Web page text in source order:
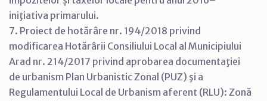
iniţiativa primarului.
7. Proiect de hotărâre nr. 194/2018 privind
modificarea Hotărârii Consiliului Local al Municipiului
Arad nr. 214/2017 privind aprobarea documentaţiei
de urbanism Plan Urbanistic Zonal (PUZ) şi a
Regulamentului Local de Urbanism aferent (RLU): Zonă